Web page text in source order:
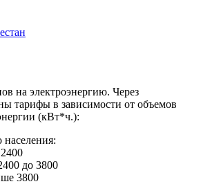
на электроэнергию. Через
тарифы в зависимости от объемов
(кВт*ч.):
населения:
до 3800
3800